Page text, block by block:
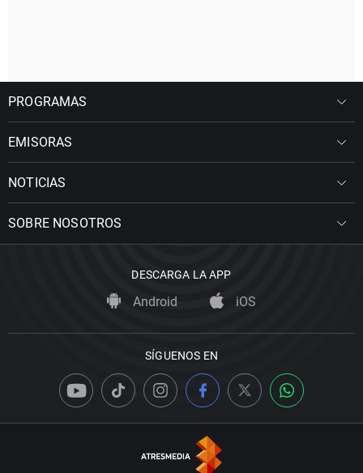
PROGRAMAS
EMISORAS
NOTICIAS
SOBRE NOSOTROS
DESCARGA LA APP
Android iOS
SÍGUENOS EN